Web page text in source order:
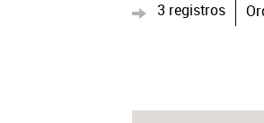
3 registros